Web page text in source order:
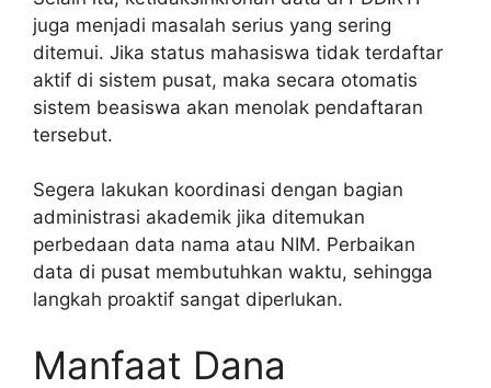
juga menjadi masalah serius yang sering
ditemui. Jika status mahasiswa tidak terdaftar
aktif di sistem pusat, maka secara otomatis
sistem beasiswa akan menolak pendaftaran
tersebut.
Segera lakukan koordinasi dengan bagian
administrasi akademik jika ditemukan
perbedaan data nama atau NIM. Perbaikan
data di pusat membutuhkan waktu, sehingga
langkah proaktif sangat diperlukan.
Manfaat Dana